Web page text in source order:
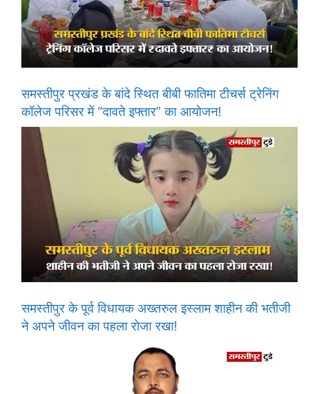
समस्तीपुर प्रखंड के बांदे स्थित बीबी फातिमा टीचर्स ट्रेनिंग
कॉलेज परिसर में “दावते इफ्तार” का आयोजन!
समस्तीपुर के पूर्व विधायक अख्तरुल इस्लाम शाहीन की भतीजी
ने अपने जीवन का पहला रोजा रखा!